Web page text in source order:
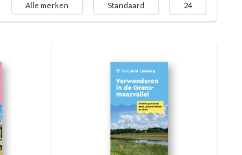
Alle merken Standaard 24